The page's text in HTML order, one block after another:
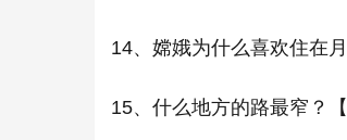
14、嫦娥为什么喜欢住在
15、什么地方的路最窄？